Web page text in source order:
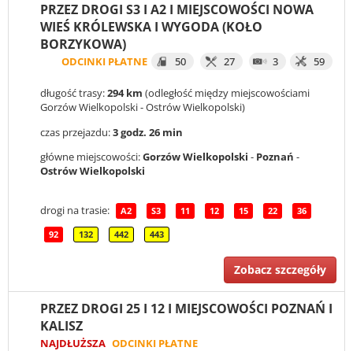
PRZEZ DROGI S3 I A2 I MIEJSCOWOŚCI NOWA
WIEŚ KRÓLEWSKA I WYGODA (KOŁO
BORZYKOWA)
ODCINKI PŁATNE 50 27 3 59
długość trasy:294 km (odległość między miejscowościami
Gorzów Wielkopolski - Ostrów Wielkopolski)
czas przejazdu:3 godz. 26 min
główne miejscowości:Gorzów Wielkopolski - Poznań -
Ostrów Wielkopolski
drogi na trasie: A2 S3 11 12 15 22 36
92 132 442 443
Zobacz szczegóły
PRZEZ DROGI 25 I 12 I MIEJSCOWOŚCI POZNAŃ I
KALISZ
NAJDŁUŻSZA ODCINKI PŁATNE